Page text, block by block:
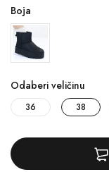
Boja
Odaberi veličinu
36 38